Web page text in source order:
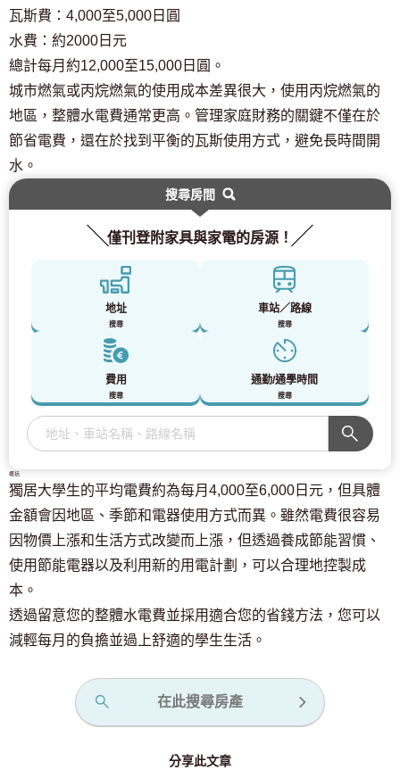
瓦斯費：4,000至5,000日圓
水費：約2000日元
總計每月約12,000至15,000日圓。
城市燃氣或丙烷燃氣的使用成本差異很大，使用丙烷燃氣的
地區，整體水電費通常更高。管理家庭財務的關鍵不僅在於
節省電費，還在於找到平衡的瓦斯使用方式，避免長時間開
水。
搜尋房間
僅刊登附家具與家電的房源！
地址
搜尋
車站／路線
搜尋
費用
搜尋
通勤/通學時間
搜尋
概括
獨居大學生的平均電費約為每月4,000至6,000日元，但具體
金額會因地區、季節和電器使用方式而異。雖然電費很容易
因物價上漲和生活方式改變而上漲，但透過養成節能習慣、
使用節能電器以及利用新的用電計劃，可以合理地控製成
本。
透過留意您的整體水電費並採用適合您的省錢方法，您可以
減輕每月的負擔並過上舒適的學生生活。
在此搜尋房產
分享此文章